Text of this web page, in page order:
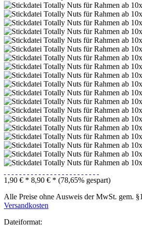
1,90 € * 8,90 € * (78,65% gespart)
Alle Preise ohne Ausweis der MwSt. gem.
Versandkosten
Dateiformat: